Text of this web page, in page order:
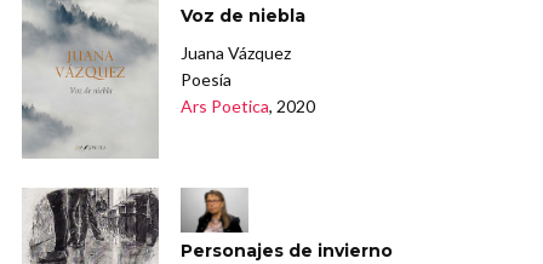
Voz de niebla
Juana Vázquez
Poesía
Ars Poetica, 2020
Personajes de invierno